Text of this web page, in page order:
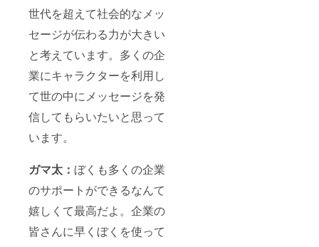
世代を超えて社会的なメッ
セージが伝わる力が大きい
と考えています。多くの企
業にキャラクターを利用し
て世の中にメッセージを発
信してもらいたいと思って
います。
ガマ太： ぼくも多くの企業
のサポートができるなんて
嬉しくて最高だよ。企業の
皆さんに早くぼくを使って